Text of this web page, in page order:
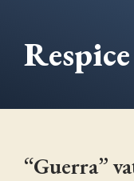
contenuto
“Guerra”